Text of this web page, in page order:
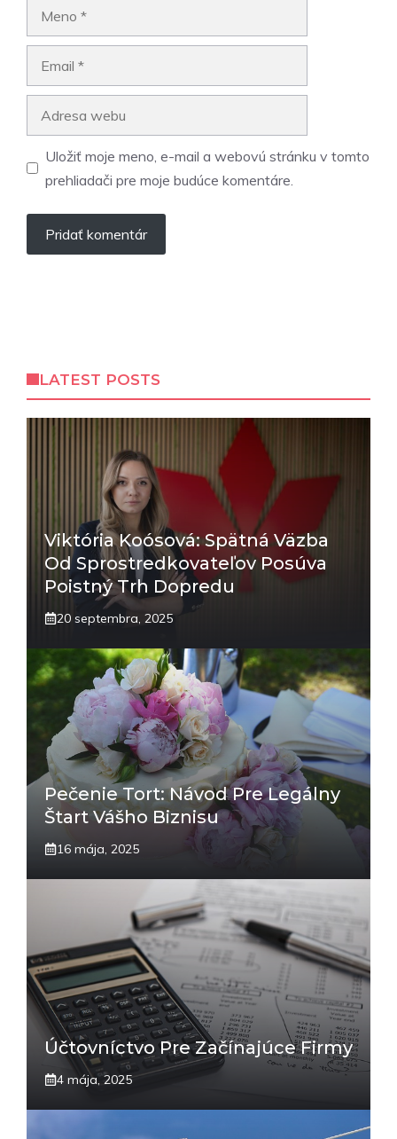
Uložiť moje meno, e-mail a webovú stránku v tomto
prehliadači pre moje budúce komentáre.
LATEST POSTS
Viktória Koósová: Spätná Väzba
Od Sprostredkovateľov Posúva
Poistný Trh Dopredu
20 septembra, 2025
Pečenie Tort: Návod Pre Legálny
Štart Vášho Biznisu
16 mája, 2025
Účtovníctvo Pre Začínajúce Firmy
4 mája, 2025